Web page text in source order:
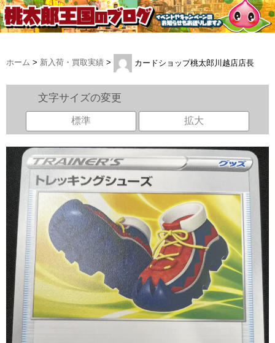
ホーム > 新入荷・買取実績 > カードショップ桃太郎川越店店長
文字サイズの変更
標準 拡大